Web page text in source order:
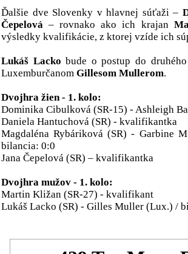
Ďalšie dve Slovenky v hlavnej súťaži –
Čepelová – rovnako ako ich krajan
výsledky kvalifikácie, z ktorej vzíde ich
Lukáš Lacko bude o postup do
Luxemburčanom Gillesom Mullerom.
Dvojhra žien - 1. kolo:
Dominika Cibulková (SR-15) - Ashleigh
Daniela Hantuchová (SR) - kvalifikantka
Magdaléna Rybáriková (SR) - Garbine
bilancia: 0:0
Jana Čepelová (SR) – kvalifikantka
Dvojhra mužov - 1. kolo:
Martin Kližan (SR-27) - kvalifikant
Lukáš Lacko (SR) - Gilles Muller (Lux.) /